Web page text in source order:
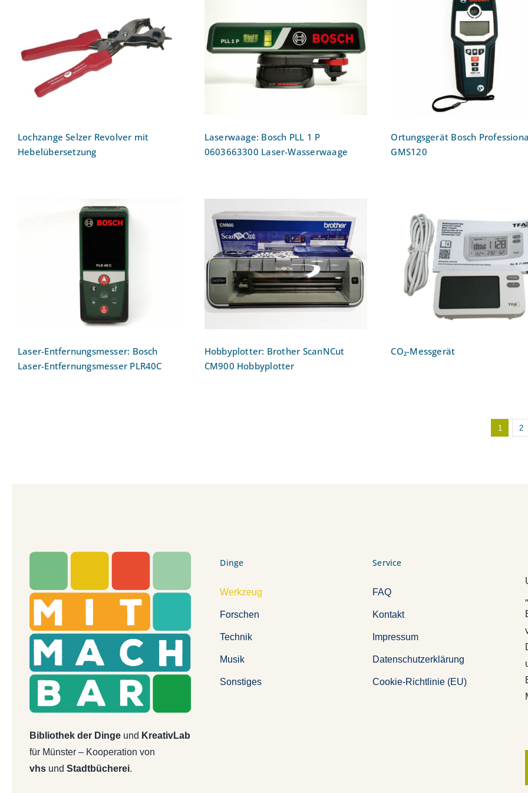
Lochzange Selzer Revolver
mit Hebelübersetzung
Lochzange Selzer Revolver mit
Hebelübersetzung
Laserwaage: Bosch PLL 1 P
0603663300 Laser-
Wasserwaage
Laserwaage: Bosch PLL 1 P
0603663300 Laser-Wasserwaage
Ortungsgerät Bosch
Professional GMS120
Ortungsgerät Bosch
GMS120
Bosch Laser-
Entfernungsmesser PLR40C
Laser-Entfernungsmesser: Bosch
Laser-Entfernungsmesser PLR40C
Hobbyplotter: Brother
ScanNCut CM900
Hobbyplotter
Hobbyplotter: Brother ScanNCut
CM900 Hobbyplotter
CO₂-Messgerät
CO₂-Messgerät
1 2
Bibliothek der Dingeund KreativLab
für Münster – Kooperation von
vhsund Stadtbücherei.
Dinge
Werkzeug
Forschen
Technik
Musik
Sonstiges
Service
FAQ
Kontakt
Impressum
Datenschutzerklärung
Cookie-Richtlinie (EU)